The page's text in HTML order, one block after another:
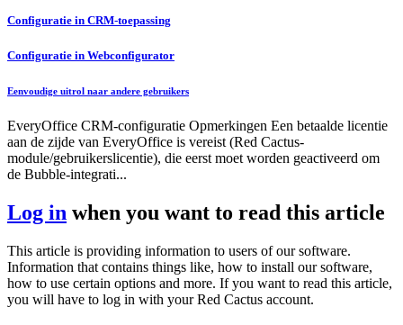
Configuratie in CRM-toepassing
Configuratie in Webconfigurator
Eenvoudige uitrol naar andere gebruikers
EveryOffice CRM-configuratie Opmerkingen Een betaalde licentie
aan de zijde van EveryOffice is vereist (Red Cactus-
module/gebruikerslicentie), die eerst moet worden geactiveerd om
de Bubble-integrati...
Log in when you want to read this article
This article is providing information to users of our software.
Information that contains things like, how to install our software,
how to use certain options and more. If you want to read this article,
you will have to log in with your Red Cactus account.